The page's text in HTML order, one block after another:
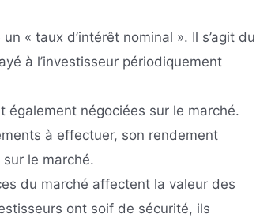
« taux d’intérêt nominal ». Il s’agit du
à l’investisseur périodiquement
également négociées sur le marché.
à effectuer, son rendement
le marché.
du marché affectent la valeur des
ont soif de sécurité, ils